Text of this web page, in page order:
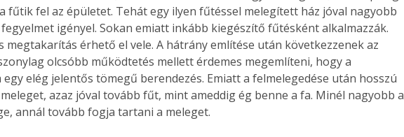
fűtik fel az épületet. Tehát egy ilyen fűtéssel melegített ház jóval nagyobb
igényel. Sokan emiatt inkább kiegészítő fűtésként alkalmazzák.
megtakarítás érhető el vele. A hátrány említése után következzenek az
olcsóbb működtetés mellett érdemes megemlíteni, hogy a
egy elég jelentős tömegű berendezés. Emiatt a felmelegedése után hosszú
azaz jóval tovább fűt, mint ameddig ég benne a fa. Minél nagyobb a
annál tovább fogja tartani a meleget.